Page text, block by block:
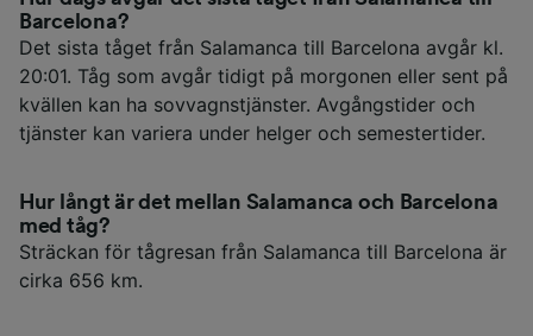
Barcelona?
Det sista tåget från Salamanca till Barcelona avgår kl.
20:01. Tåg som avgår tidigt på morgonen eller sent på
kvällen kan ha sovvagnstjänster. Avgångstider och
tjänster kan variera under helger och semestertider.
Hur långt är det mellan Salamanca och Barcelona
med tåg?
Sträckan för tågresan från Salamanca till Barcelona är
cirka 656 km.